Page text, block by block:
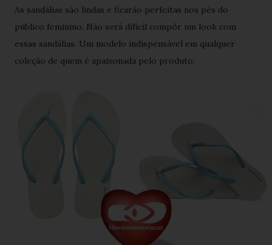
As sandálias são lindas e ficarão perfeitas nos pés do
público feminino. Não será difícil compôr um look com
essas sandálias. Um modelo indispensável em qualquer
coleção de quem é apaixonada pelo produto.